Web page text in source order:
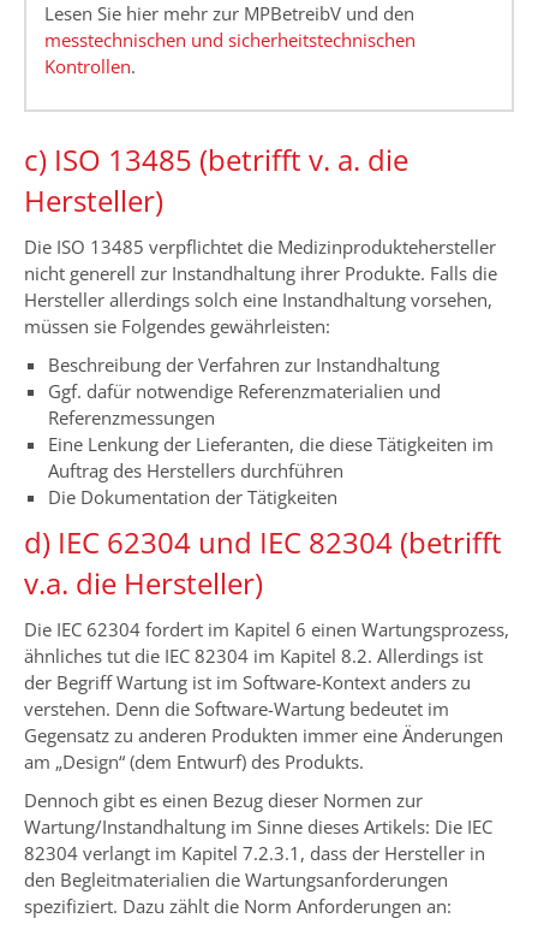
Lesen Sie hier mehr zur MPBetreibV und den
messtechnischen und sicherheitstechnischen
Kontrollen.
c) ISO 13485 (betrifft v. a. die
Hersteller)
Die ISO 13485 verpflichtet die Medizinproduktehersteller
nicht generell zur Instandhaltung ihrer Produkte. Falls die
Hersteller allerdings solch eine Instandhaltung vorsehen,
müssen sie Folgendes gewährleisten:
Beschreibung der Verfahren zur Instandhaltung
Ggf. dafür notwendige Referenzmaterialien und
Referenzmessungen
Eine Lenkung der Lieferanten, die diese Tätigkeiten im
Auftrag des Herstellers durchführen
Die Dokumentation der Tätigkeiten
d) IEC 62304 und IEC 82304 (betrifft
v.a. die Hersteller)
Die IEC 62304 fordert im Kapitel 6 einen Wartungsprozess,
ähnliches tut die IEC 82304 im Kapitel 8.2. Allerdings ist
der Begriff Wartung ist im Software-Kontext anders zu
verstehen. Denn die Software-Wartung bedeutet im
Gegensatz zu anderen Produkten immer eine Änderungen
am „Design“ (dem Entwurf) des Produkts.
Dennoch gibt es einen Bezug dieser Normen zur
Wartung/Instandhaltung im Sinne dieses Artikels: Die IEC
82304 verlangt im Kapitel 7.2.3.1, dass der Hersteller in
den Begleitmaterialien die Wartungsanforderungen
spezifiziert. Dazu zählt die Norm Anforderungen an: